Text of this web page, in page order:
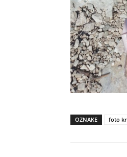
OZNAKE foto